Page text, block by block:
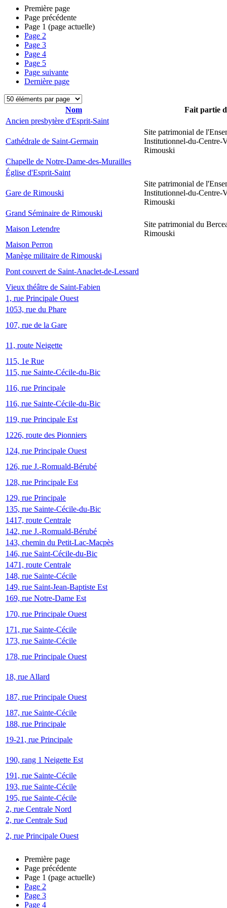
Première page
Page précédente
Page 1 (page actuelle)
Page 2
Page 3
Page 4
Page 5
Page suivante
Dernière page
Nom
Fait partie
Ancien presbytère d'Esprit-Saint
Cathédrale de Saint-Germain
Site patrimonial de
Institutionnel-du-Centre-
Rimouski
Chapelle de Notre-Dame-des-Murailles
Église d'Esprit-Saint
Gare de Rimouski
Site patrimonial de
Institutionnel-du-Centre-
Rimouski
Grand Séminaire de Rimouski
Maison Letendre
Site patrimonial du
Rimouski
Maison Perron
Manège militaire de Rimouski
Pont couvert de Saint-Anaclet-de-Lessard
Vieux théâtre de Saint-Fabien
1, rue Principale Ouest
1053, rue du Phare
107, rue de la Gare
11, route Neigette
115, 1e Rue
115, rue Sainte-Cécile-du-Bic
116, rue Principale
116, rue Sainte-Cécile-du-Bic
119, rue Principale Est
1226, route des Pionniers
124, rue Principale Ouest
126, rue J.-Romuald-Bérubé
128, rue Principale Est
129, rue Principale
135, rue Sainte-Cécile-du-Bic
1417, route Centrale
142, rue J.-Romuald-Bérubé
143, chemin du Petit-Lac-Macpès
146, rue Saint-Cécile-du-Bic
1471, route Centrale
148, rue Sainte-Cécile
149, rue Saint-Jean-Baptiste Est
169, rue Notre-Dame Est
170, rue Principale Ouest
171, rue Sainte-Cécile
173, rue Sainte-Cécile
178, rue Principale Ouest
18, rue Allard
187, rue Principale Ouest
187, rue Sainte-Cécile
188, rue Principale
19-21, rue Principale
190, rang 1 Neigette Est
191, rue Sainte-Cécile
193, rue Sainte-Cécile
195, rue Sainte-Cécile
2, rue Centrale Nord
2, rue Centrale Sud
2, rue Principale Ouest
Première page
Page précédente
Page 1 (page actuelle)
Page 2
Page 3
Page 4